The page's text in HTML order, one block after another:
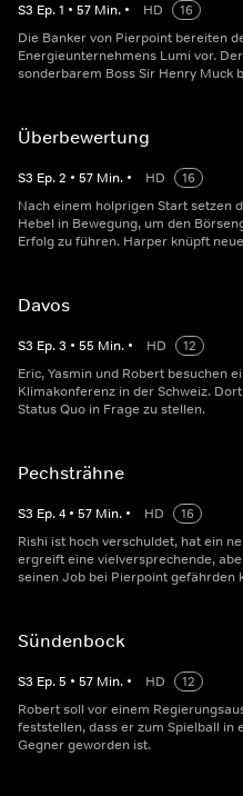
S3 Ep.1 • 57 Min. • HD
16
Die Banker von Pierpoint bereiten
Energieunternehmens Lumi vor.
sonderbarem Boss Sir Henry Muck
Überbewertung
S3 Ep.2 • 57 Min. • HD
16
Nach einem holprigen Start setzen
Hebel in Bewegung, um den
Erfolg zu führen. Harper knüpft
Davos
S3 Ep.3 • 55 Min. • HD
12
Eric, Yasmin und Robert besuchen
Klimakonferenz in der Schweiz.
Status Quo in Frage zu stellen.
Pechsträhne
S3 Ep.4 • 57 Min. • HD
16
Rishi ist hoch verschuldet, hat ein
ergreift eine vielversprechende,
seinen Job bei Pierpoint gefährden
Sündenbock
S3 Ep.5 • 57 Min. • HD
12
Robert soll vor einem
feststellen, dass er zum Spielball in
Gegner geworden ist.